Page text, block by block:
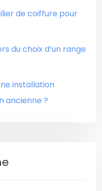
de coiffure pour
du choix d’un range
installation
ancienne ?